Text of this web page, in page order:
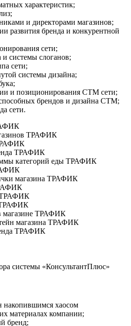
характеристик;
и директорами магазинов;
развития бренда и конкурентной
сети;
и системы слоганов;
сети;
системы дизайна;
и позиционирования СТМ сети;
брендов и дизайна СТМ;
сети.
системы «КонсультантПлюс»
накопившимся хаосом
материалах компании;
бренд;